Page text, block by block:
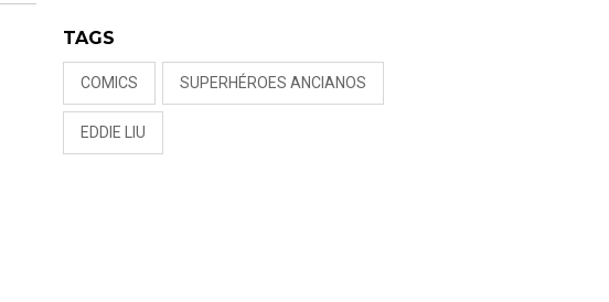
TAGS
COMICS SUPERHÉROES ANCIANOS
EDDIE LIU